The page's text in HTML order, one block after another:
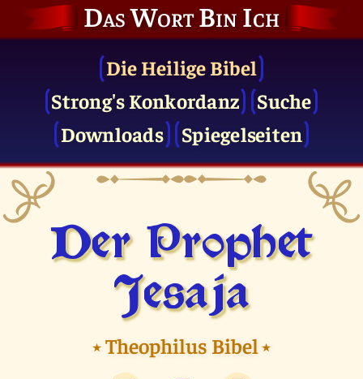
Das Wort Bin Ich
Die Heilige Bibel
Strong's Konkordanz
Suche
Downloads
Spiegelseiten
Der Prophet
Jesaja
⭑Theophilus Bibel⭑